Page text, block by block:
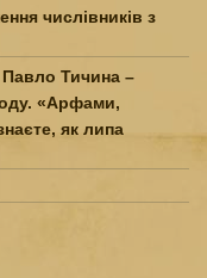
числівників з
Павло Тичина –
«Арфами,
як липа